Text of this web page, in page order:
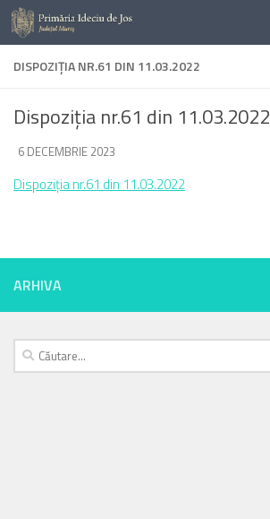
Skip to content
DISPOZIȚIA NR.61 DIN 11.03.2022
Dispoziția nr.61 din 11.03.2022
DE·
6 DECEMBRIE 2023
Dispoziția nr.61 din 11.03.2022
ARHIVA
Caută
după: